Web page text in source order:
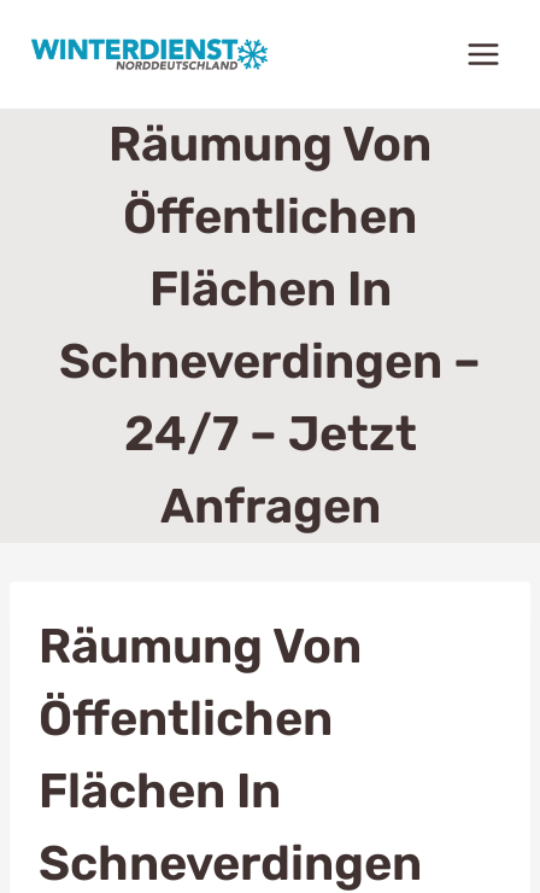
Inhalt
Räumung Von
Öffentlichen
Flächen In
Schneverdingen –
24/7 – Jetzt
Anfragen
Räumung Von
Öffentlichen
Flächen In
Schneverdingen